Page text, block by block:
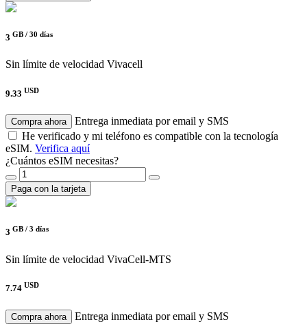
3 GB / 30 días
Sin límite de velocidad Vivacell
9.33 USD
Compra ahora
Entrega inmediata por email y SMS
He verificado y mi teléfono es compatible con la tecnología
eSIM. Verifica aquí
¿Cuántos eSIM necesitas?
Paga con la tarjeta
3 GB / 3 días
Sin límite de velocidad VivaCell-MTS
7.74 USD
Compra ahora
Entrega inmediata por email y SMS